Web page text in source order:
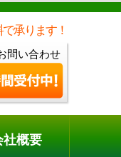
承ります！
問い合わせ
社概要